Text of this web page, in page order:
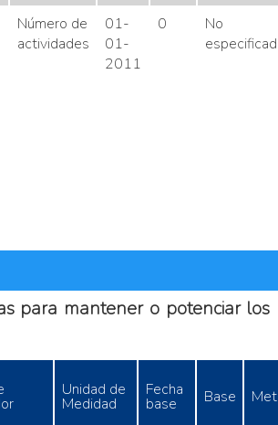
Número de
actividades
01-
01-
2011
0
No
para mantener o potenciar
Unidad de
Medidad
Fecha
base Base